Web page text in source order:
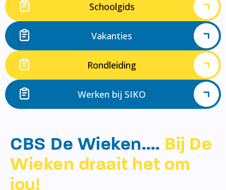
Schoolgids
Vakanties
Rondleiding
Werken bij SIKO
CBS De Wieken…. Bij De
Wieken draait het om
jou!